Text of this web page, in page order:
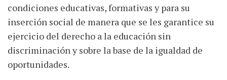
condiciones educativas, formativas y para su
inserción social de manera que se les garantice su
ejercicio del derecho a la educación sin
discriminación y sobre la base de la igualdad de
oportunidades.